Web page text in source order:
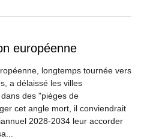
européenne
longtemps tournée vers
a délaissé les villes
des "pièges de
cet angle mort, il conviendrait
2028-2034 leur accorder